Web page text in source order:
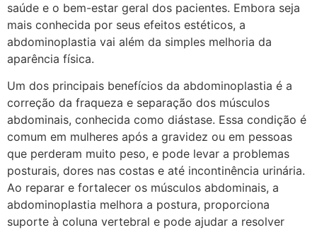
saúde e o bem-estar geral dos pacientes. Embora seja
mais conhecida por seus efeitos estéticos, a
abdominoplastia vai além da simples melhoria da
aparência física.
Um dos principais benefícios da abdominoplastia é a
correção da fraqueza e separação dos músculos
abdominais, conhecida como diástase. Essa condição é
comum em mulheres após a gravidez ou em pessoas
que perderam muito peso, e pode levar a problemas
posturais, dores nas costas e até incontinência urinária.
Ao reparar e fortalecer os músculos abdominais, a
abdominoplastia melhora a postura, proporciona
suporte à coluna vertebral e pode ajudar a resolver